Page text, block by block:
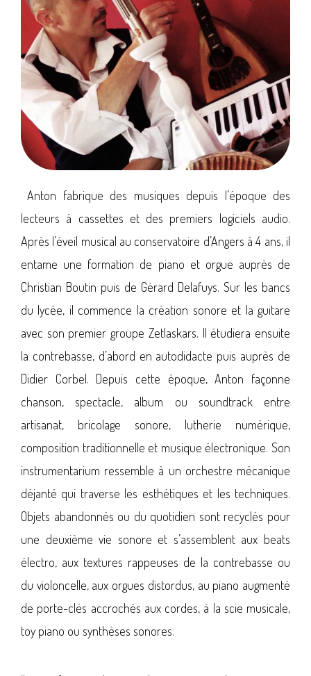
Anton fabrique des musiques depuis l’époque des
lecteurs à cassettes et des premiers logiciels audio.
Après l’éveil musical au conservatoire d’Angers à 4 ans, il
entame une formation de piano et orgue auprès de
Christian Boutin puis de Gérard Delafuys. Sur les bancs
du lycée, il commence la création sonore et la guitare
avec son premier groupe Zetlaskars. Il étudiera ensuite
la contrebasse, d’abord en autodidacte puis auprès de
Didier Corbel. Depuis cette époque, Anton façonne
chanson, spectacle, album ou soundtrack entre
artisanat, bricolage sonore, lutherie numérique,
composition traditionnelle et musique électronique. Son
instrumentarium ressemble à un orchestre mécanique
déjanté qui traverse les esthétiques et les techniques.
Objets abandonnés ou du quotidien sont recyclés pour
une deuxième vie sonore et s’assemblent aux beats
électro, aux textures rappeuses de la contrebasse ou
du violoncelle, aux orgues distordus, au piano augmenté
de porte-clés accrochés aux cordes, à la scie musicale,
toy piano ou synthèses sonores.